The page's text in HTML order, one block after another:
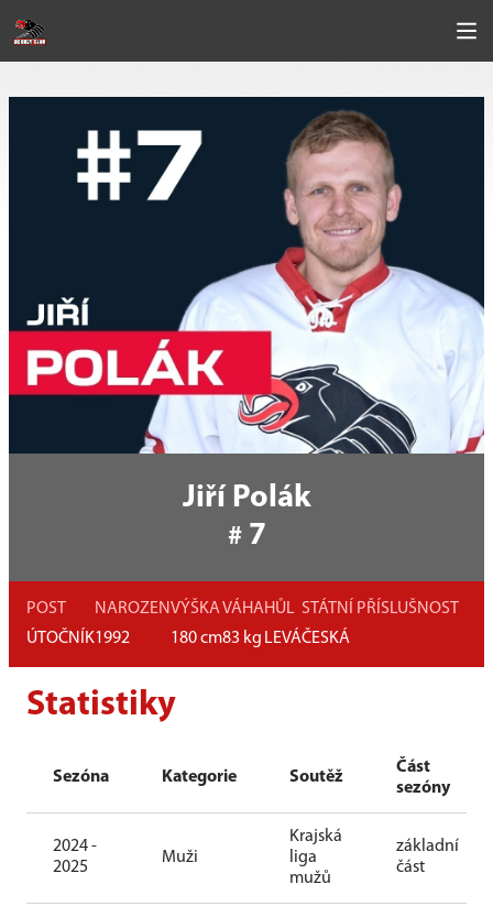
Jiří Polák
# 7
POST
ÚTOČNÍK
NAROZEN
1992
VÝŠKA
180cm
VÁHA
83 kg
HŮL
LEVÁ
STÁTNÍ PŘÍSLUŠNOST
ČESKÁ
Statistiky
Sezóna Kategorie Soutěž
Část
sezóny
2024 -
2025
Muži
Krajská
liga
mužů
základní
část